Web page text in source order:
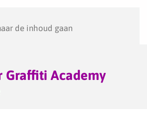
de inhoud gaan
Graffiti Academy